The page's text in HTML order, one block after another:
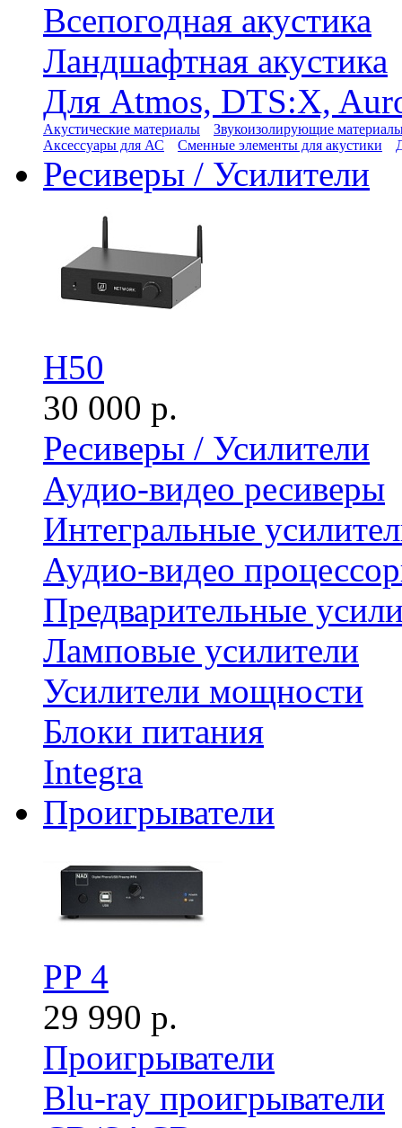
Всепогодная акустика
Ландшафтная акустика
Для Atmos, DTS:X,
Акустические материалы
Звукоизолирующие
Аксессуары для АС
Сменные элементы для акустики
Ресиверы / Усилители
H50
30 000 р.
Ресиверы / Усилители
Аудио-видео ресиверы
Интегральные
Аудио-видео
Предварительные
Ламповые усилители
Усилители мощности
Блоки питания
Integra
Проигрыватели
PP 4
29 990 р.
Проигрыватели
Blu-ray проигрыватели